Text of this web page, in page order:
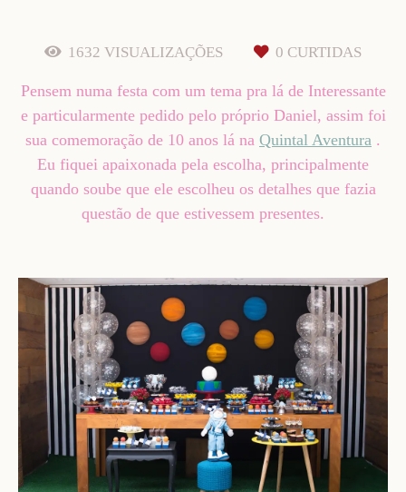
1632 VISUALIZAÇÕES 0 CURTIDAS
Pensem numa festa com um tema pra lá de Interessante
e particularmente pedido pelo próprio Daniel, assim foi
sua comemoração de 10 anos lá na Quintal Aventura .
Eu fiquei apaixonada pela escolha, principalmente
quando soube que ele escolheu os detalhes que fazia
questão de que estivessem presentes.